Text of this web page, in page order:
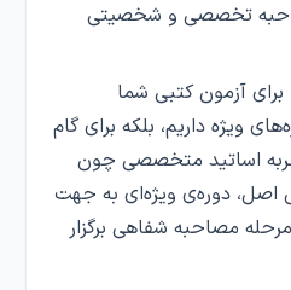
تخصصی و شخصیتی
آزمون کتبی شما
ویژه داریم، بلکه برای گام
اساتید متخصصی چون
اصل، دوره‌ی ویژه‌ای به جهت
مصاحبه شفاهی برگزار